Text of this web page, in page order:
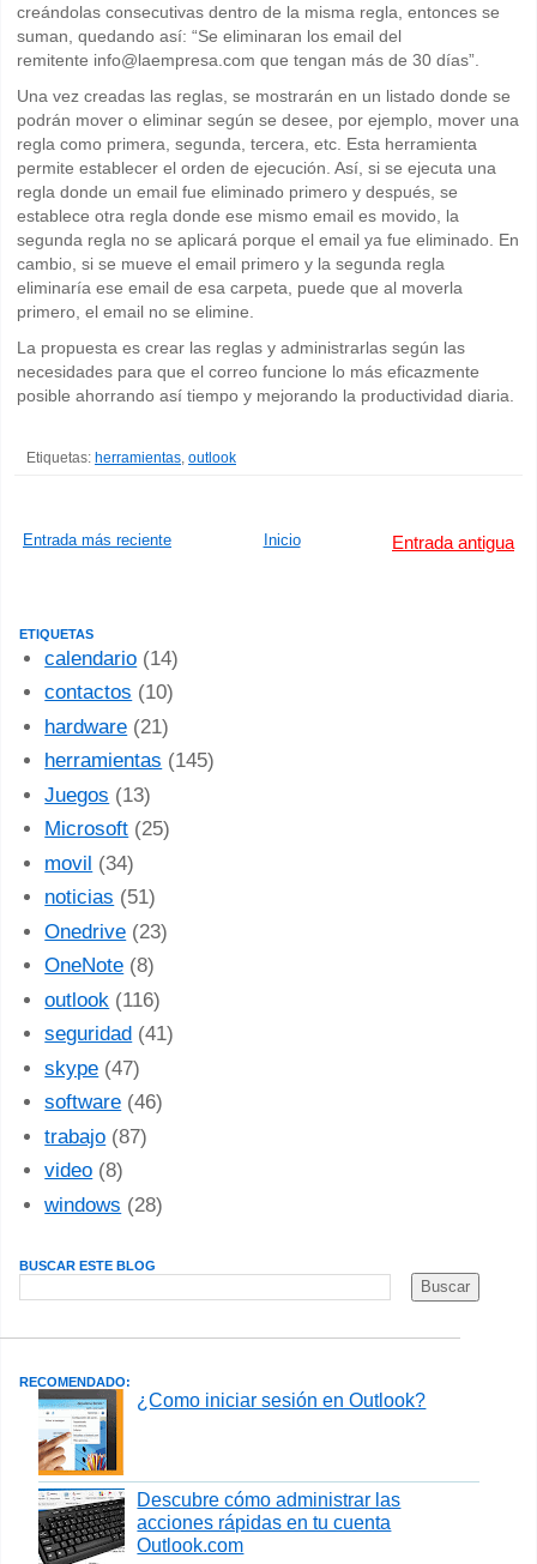
creándolas consecutivas dentro de la misma regla, entonces se
suman, quedando así: “Se eliminaran los email del
remitente info@laempresa.com que tengan más de 30 días”.
Una vez creadas las reglas, se mostrarán en un listado donde se
podrán mover o eliminar según se desee, por ejemplo, mover una
regla como primera, segunda, tercera, etc. Esta herramienta
permite establecer el orden de ejecución. Así, si se ejecuta una
regla donde un email fue eliminado primero y después, se
establece otra regla donde ese mismo email es movido, la
segunda regla no se aplicará porque el email ya fue eliminado. En
cambio, si se mueve el email primero y la segunda regla
eliminaría ese email de esa carpeta, puede que al moverla
primero, el email no se elimine.
La propuesta es crear las reglas y administrarlas según las
necesidades para que el correo funcione lo más eficazmente
posible ahorrando así tiempo y mejorando la productividad diaria.
Etiquetas: herramientas outlook
Entrada más reciente Entrada antigua
Inicio
ETIQUETAS
calendario (14)
contactos (10)
hardware (21)
herramientas (145)
Juegos (13)
Microsoft (25)
movil (34)
noticias (51)
Onedrive (23)
OneNote (8)
outlook (116)
seguridad (41)
skype (47)
software (46)
trabajo (87)
video (8)
windows (28)
BUSCAR ESTE BLOG
RECOMENDADO:
¿Como iniciar sesión en Outlook?
Descubre cómo administrar las
acciones rápidas en tu cuenta
Outlook.com